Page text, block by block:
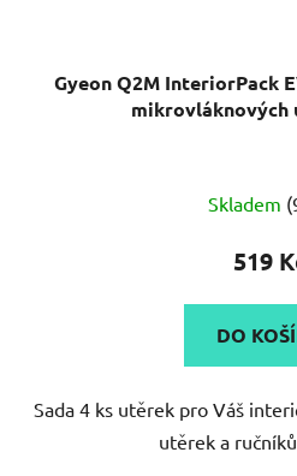
Gyeon Q2M InteriorPack
mikrovláknových
Skladem
519
DO
Sada 4 ks utěrek pro Váš
utěrek a ručníků